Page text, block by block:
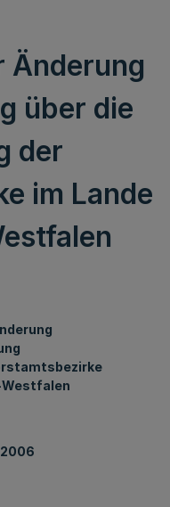
Änderung
über die
der
im Lande
Westfalen